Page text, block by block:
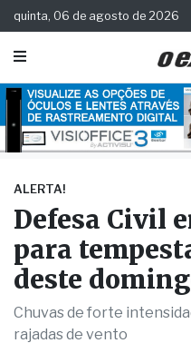
quinta, 06 de agosto de 2026
ALERTA!
Defesa Civil
para
deste